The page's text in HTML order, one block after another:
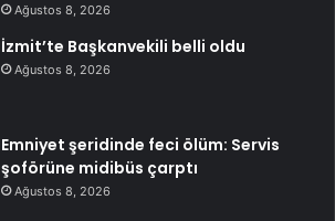
Ağustos 8, 2026
İzmit’te Başkanvekili belli oldu
Ağustos 8, 2026
Emniyet şeridinde feci ölüm: Servis
şoförüne midibüs çarptı
Ağustos 8, 2026